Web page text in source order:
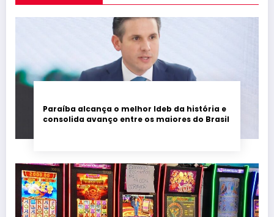
Paraíba alcança o melhor Ideb da história e
consolida avanço entre os maiores do Brasil